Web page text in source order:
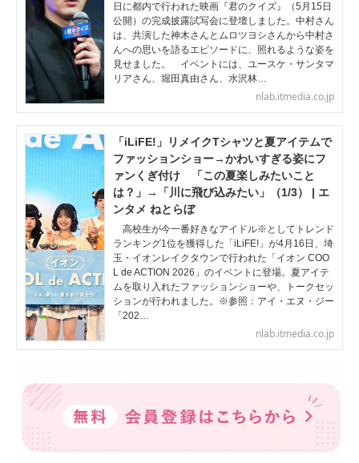
日に都内で行われた映画『君のクイズ』（5月15日
公開）の完成披露試写会に登壇しました。中村さん
は、共演した神木さんとムロツヨシさんから中村さ
んへの思いを語るエピソードに、照れるような姿を
見せました。 イベントには、ユースケ・サンタマ
リアさん、堀田真由さん、水沢林…
nlab.itmedia.co.jp
「iLiFE!」リメイクTシャツと夏アイテムで
ファッションショー→かわいすぎる姿にフ
ァンくぎ付け 「この夏楽しみたいこと
は？」→「川に飛び込みたい」（1/3） | エ
ンタメ ねとらぼ
高校生が今一番好きなアイドル※としてトレンド
ランキング1位を獲得した「iLiFE!」が4月16日、埼
玉・イオンレイクタウンで行われた「イオン COO
L de ACTION 2026」のイベントに登場。夏アイテ
ムを取り入れたファッションショーや、トークセッ
ションが行われました。※参照：アイ・エヌ・ジー
「202…
nlab.itmedia.co.jp